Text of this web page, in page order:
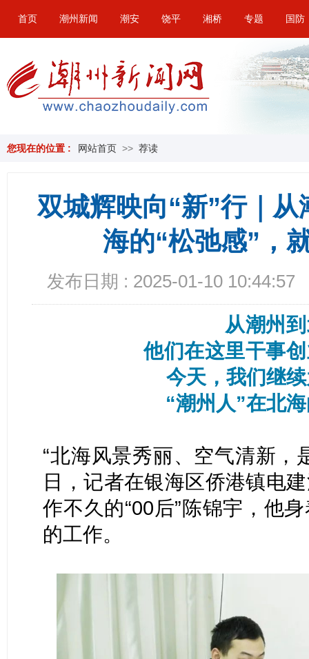
首页 潮州新闻 潮安 饶平 湘桥 专题 国防
您现在的位置 : 网站首页 >> 荐读
双城辉映向“新”行｜
海的“松弛感”，
发布日期 : 2025-01-10 10:44:57
从潮州
他们在这里干事
今天，我们继
“潮州人”在北
“北海风景秀丽、空气清新，
日，记者在银海区侨港镇电
作不久的“00后”陈锦宇，他
的工作。